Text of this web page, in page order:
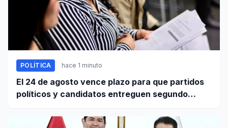
POLÍTICA hace 1 minuto
El 24 de agosto vence plazo para que partidos
políticos y candidatos entreguen segundo